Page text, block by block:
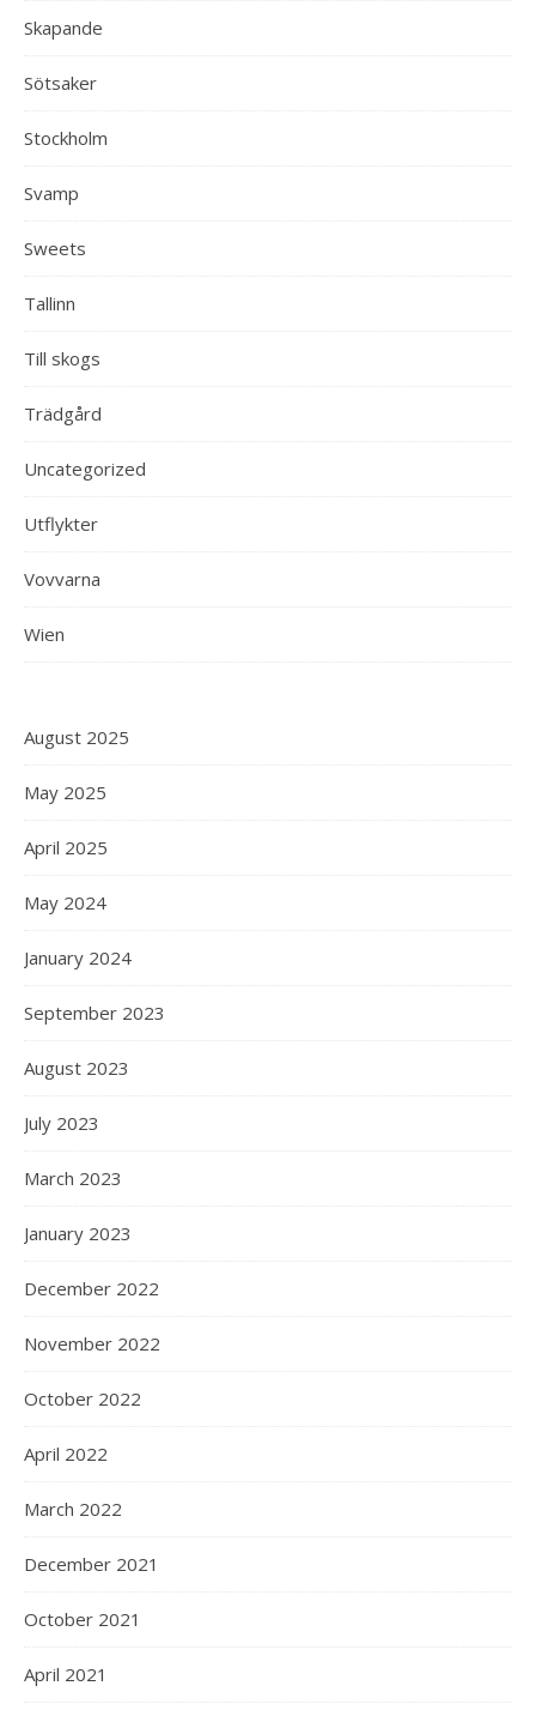
Skapande
Sötsaker
Stockholm
Svamp
Sweets
Tallinn
Till skogs
Trädgård
Uncategorized
Utflykter
Vovvarna
Wien
August 2025
May 2025
April 2025
May 2024
January 2024
September 2023
August 2023
July 2023
March 2023
January 2023
December 2022
November 2022
October 2022
April 2022
March 2022
December 2021
October 2021
April 2021